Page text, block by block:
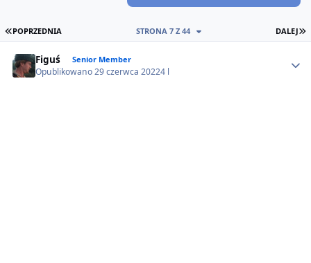
PIERWSZA STRONA
POPRZEDNIA DALEJ
STRONA 7 Z 44
Figuś Senior Member
Opublikowano29 czerwca 20224 l